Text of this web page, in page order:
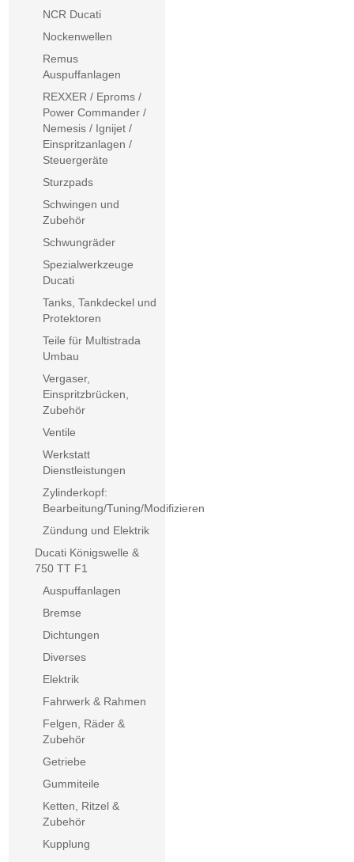
NCR Ducati
Nockenwellen
Remus
Auspuffanlagen
REXXER / Eproms /
Power Commander /
Nemesis / Ignijet /
Einspritzanlagen /
Steuergeräte
Sturzpads
Schwingen und
Zubehör
Schwungräder
Spezialwerkzeuge
Ducati
Tanks, Tankdeckel und
Protektoren
Teile für Multistrada
Umbau
Vergaser,
Einspritzbrücken,
Zubehör
Ventile
Werkstatt
Dienstleistungen
Zylinderkopf:
Bearbeitung/Tuning/Modifizieren
Zündung und Elektrik
Ducati Königswelle &
750 TT F1
Auspuffanlagen
Bremse
Dichtungen
Diverses
Elektrik
Fahrwerk & Rahmen
Felgen, Räder &
Zubehör
Getriebe
Gummiteile
Ketten, Ritzel &
Zubehör
Kupplung